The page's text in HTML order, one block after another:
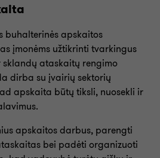
paslauga
buhalterinės apskaitos
įmonėms užtikrinti tvarkingus
ataskaitų rengimo
dirba su įvairių sektorių
apskaita būtų tiksli, nuosekli ir
apskaitos darbus, parengti
bei padėti organizuoti